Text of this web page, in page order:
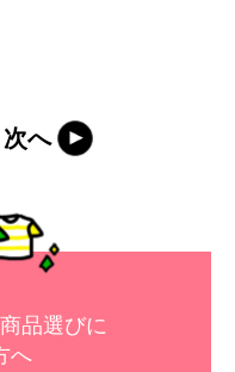
次へ
品選びに
へ